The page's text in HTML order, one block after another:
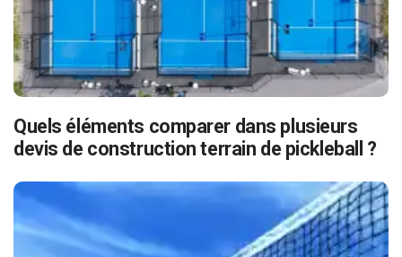
Quels éléments comparer dans plusieurs
devis de construction terrain de pickleball ?